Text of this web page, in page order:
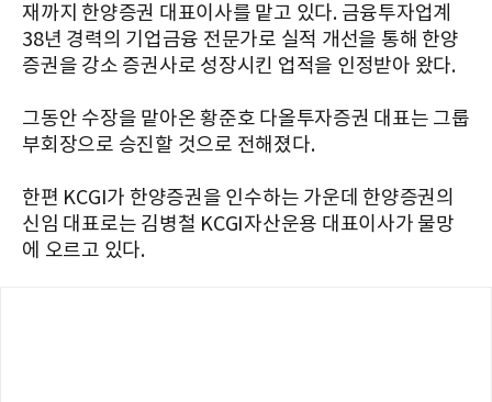
재까지 한양증권 대표이사를 맡고 있다. 금융투자업계
38년 경력의 기업금융 전문가로 실적 개선을 통해 한양
증권을 강소 증권사로 성장시킨 업적을 인정받아 왔다.
그동안 수장을 맡아온 황준호 다올투자증권 대표는 그룹
부회장으로 승진할 것으로 전해졌다.
한편 KCGI가 한양증권을 인수하는 가운데 한양증권의
신임 대표로는 김병철 KCGI자산운용 대표이사가 물망
에 오르고 있다.